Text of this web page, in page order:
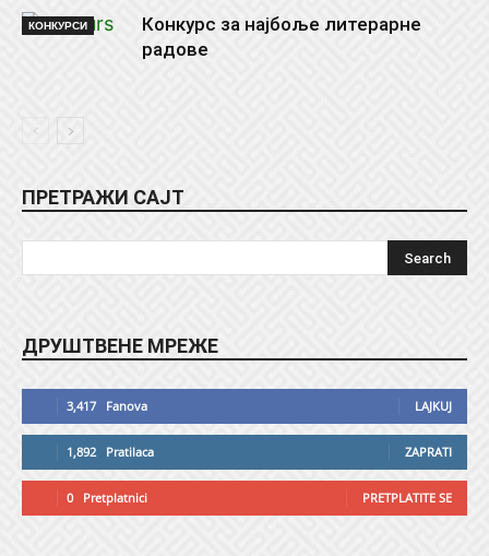
КОНКУРСИ
Конкурс за најбоље литерарне
радове
ПРЕТРАЖИ САЈТ
ДРУШТВЕНЕ МРЕЖЕ
3,417 Fanova LAJKUJ
1,892 Pratilaca ZAPRATI
0 Pretplatnici PRETPLATITE SE